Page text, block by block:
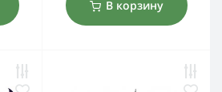
В корзину